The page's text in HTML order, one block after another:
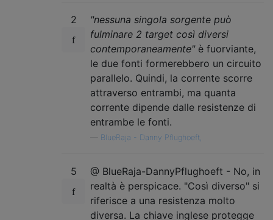
2
"nessuna singola sorgente può
fulminare 2 target così diversi
contemporaneamente"è fuorviante,
le due fonti formerebbero un circuito
parallelo. Quindi, la corrente scorre
attraverso entrambi, ma quanta
corrente dipende dalle resistenze di
entrambe le fonti.
BlueRaja - Danny Pflughoeft,
5
@ BlueRaja-DannyPflughoeft - No, in
realtà è perspicace. "Così diverso" si
riferisce a una resistenza molto
diversa. La chiave inglese protegge